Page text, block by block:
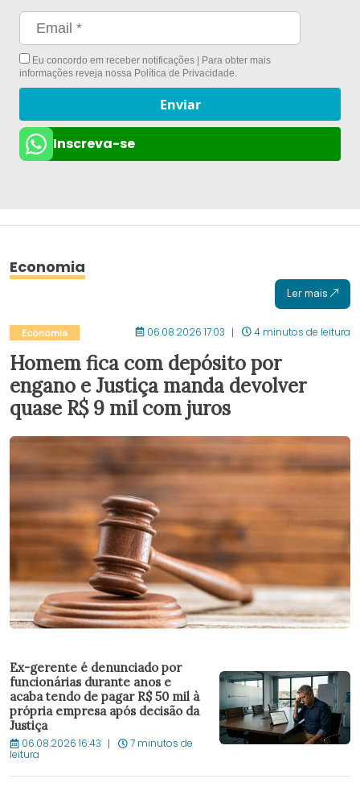
Eu concordo em receber notificações | Para obter mais
informações reveja nossa Política de Privacidade.
Enviar
Inscreva-se
Economia
Ler mais
Economia 06.08.2026 17:03 4 minutos de leitura
Homem fica com depósito por
engano e Justiça manda devolver
quase R$ 9 mil com juros
Ex-gerente é denunciado por
funcionárias durante anos e
acaba tendo de pagar R$ 50 mil à
própria empresa após decisão da
Justiça
06.08.2026 16:43 7 minutos de
leitura